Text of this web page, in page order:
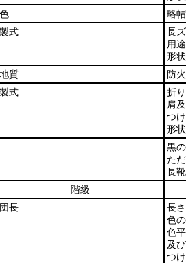
色
略
製式
長
用
形
地質
防
製式
折
肩
つ
形
黒
た
長靴
階級
団長
長
色
色
及
つ